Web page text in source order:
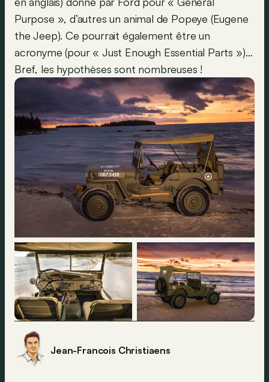
Purpose », d’autres un animal de Popeye (Eugene
the Jeep). Ce pourrait également être un
acronyme (pour « Just Enough Essential Parts »)…
Bref, les hypothèses sont nombreuses !
Jean-Francois Christiaens